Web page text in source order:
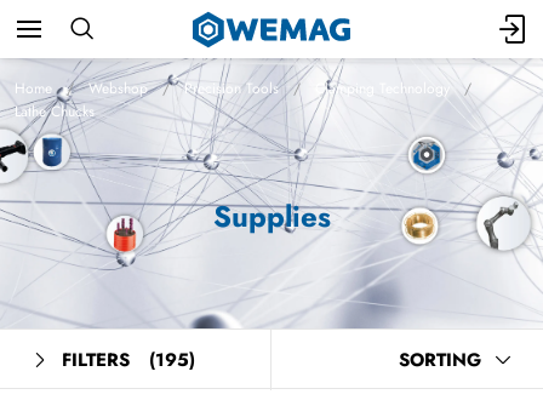
Home Webshop Precision Tools
Clamping Technology
Lathe Chucks
Supplies
FILTERS (195) SORTING